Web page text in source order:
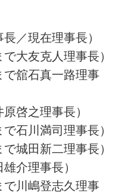
／現在理事長）
大友克人理事長）
舘石真一路理事
啓之理事長）
石川満司理事長）
城田新二理事長）
介理事長）
川嶋登志久理事